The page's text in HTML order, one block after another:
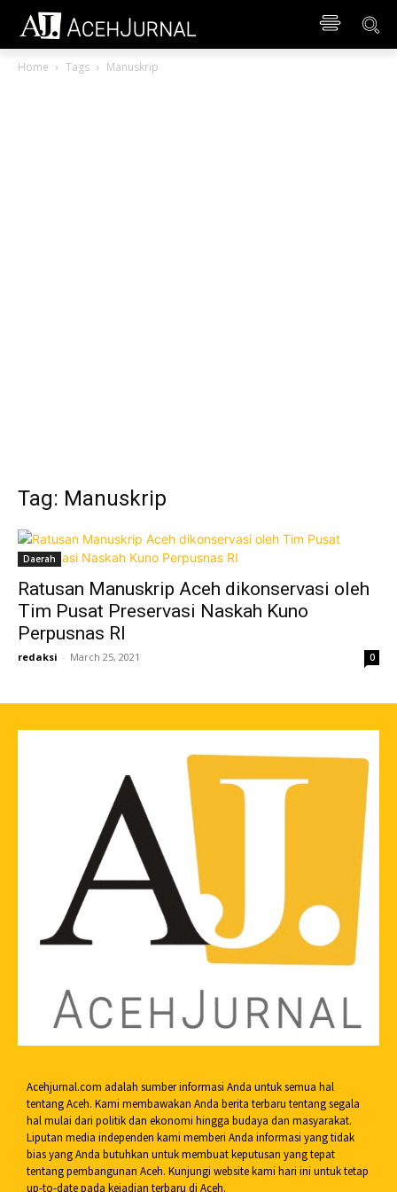
Home Tags Manuskrip
Tag: Manuskrip
Daerah
Ratusan Manuskrip Aceh dikonservasi oleh
Tim Pusat Preservasi Naskah Kuno
Perpusnas RI
redaksi - March 25, 2021 0
Acehjurnal.com adalah sumber informasi Anda untuk semua hal
tentang Aceh. Kami membawakan Anda berita terbaru tentang segala
hal mulai dari politik dan ekonomi hingga budaya dan masyarakat.
Liputan media independen kami memberi Anda informasi yang tidak
bias yang Anda butuhkan untuk membuat keputusan yang tepat
tentang pembangunan Aceh. Kunjungi website kami hari ini untuk tetap
up-to-date pada kejadian terbaru di Aceh.